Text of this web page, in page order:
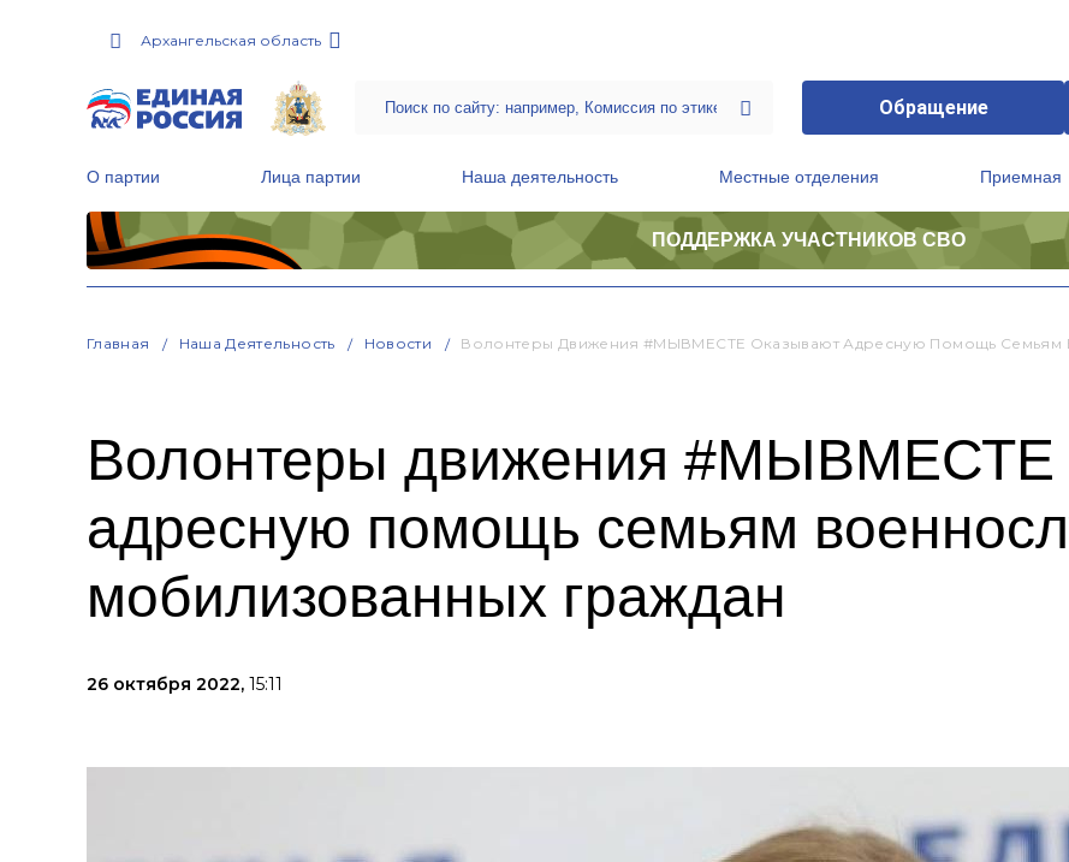
Архангельская область
Обращение
О партии Лица партии Наша деятельность Местные отделения Приемная
ПОДДЕРЖКА УЧАСТНИКОВ СВО
Главная Наша Деятельность Новости Волонтеры Движения #МЫВМЕСТЕ Оказывают Адресную Помощь Семьям
Волонтеры движения #МЫВМЕСТЕ
адресную помощь семьям
мобилизованных граждан
26 октября 2022, 15:11